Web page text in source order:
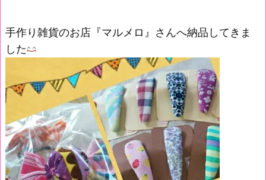
手作り雑貨のお店『マルメロ』さんへ納品してきま
した